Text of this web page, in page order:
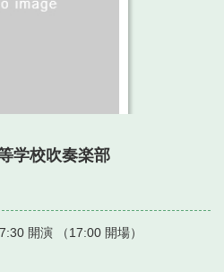
学校吹奏楽部
開演 （17:00 開場）